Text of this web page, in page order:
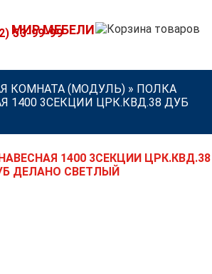
МИР МЕБЕЛИ
53-99-99
КОМНАТА (МОДУЛЬ) » ПОЛКА
1400 3СЕКЦИИ ЦРК.КВД.38 ДУБ
1400 3СЕКЦИИ ЦРК.КВД.38
ДЕЛАНО СВЕТЛЫЙ